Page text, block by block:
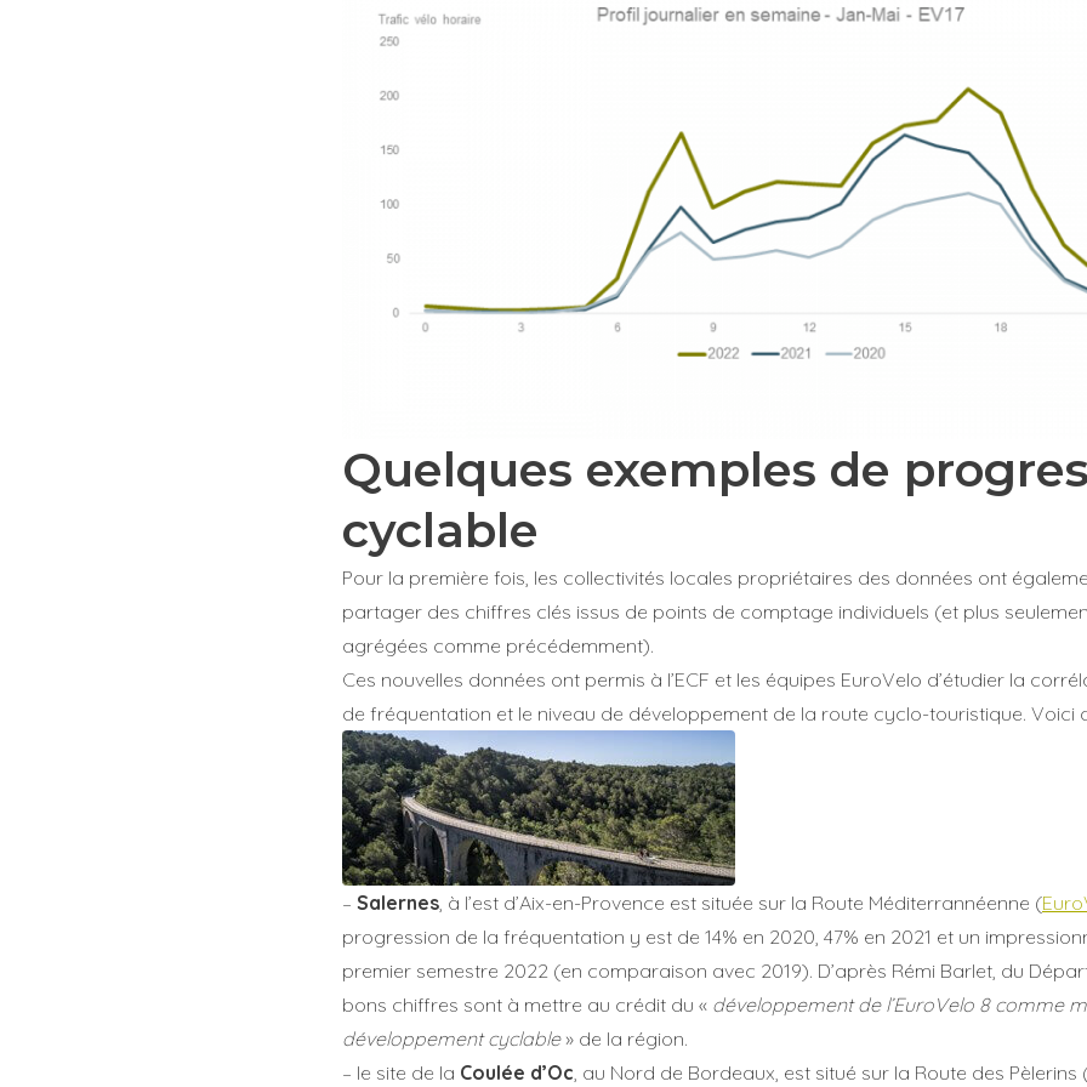
Quelques exemples de
cyclable
Pour la première fois, les collectivités locales propriétaires des données ont
partager des chiffres clés issus de points de comptage individuels (et plus
agrégées comme précédemment).
Ces nouvelles données ont permis à l’ECF et les équipes EuroVelo d’étudier la
de fréquentation et le niveau de développement de la route cyclo-touristique. Voici
– Salernes, à l’est d’Aix-en-Provence est située sur la Route Méditerrannéenne (
progression de la fréquentation y est de 14% en 2020, 47% en 2021 et un
premier semestre 2022 (en comparaison avec 2019). D’après Rémi Barlet, du
bons chiffres sont à mettre au crédit du « développement de l’EuroVelo 8 comme
développement cyclable» de la région.
– le site de la Coulée d’Oc , au Nord de Bordeaux, est situé sur la Route des Pèlerins